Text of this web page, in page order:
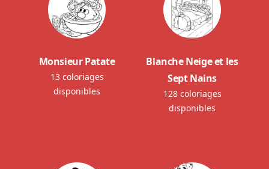
Monsieur Patate
13 coloriages
disponibles
Blanche Neige et les
Sept Nains
128 coloriages
disponibles